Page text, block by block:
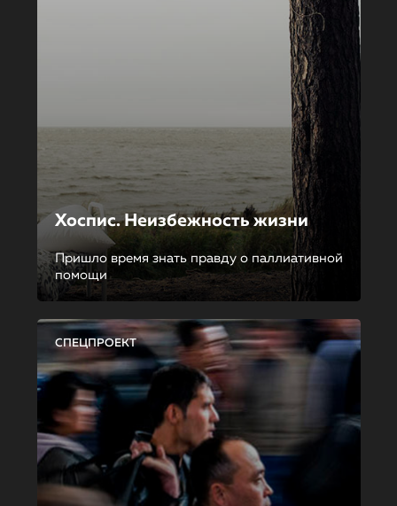
Хоспис. Неизбежность жизни
Пришло время знать правду о паллиативной
помощи
СПЕЦПРОЕКТ